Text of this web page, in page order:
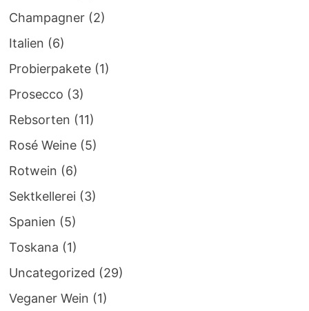
Champagner(2)
Italien (6)
Probierpakete(1)
Prosecco (3)
Rebsorten (11)
Rosé Weine(5)
Rotwein (6)
Sektkellerei (3)
Spanien (5)
Toskana (1)
Uncategorized (29)
Veganer Wein (1)